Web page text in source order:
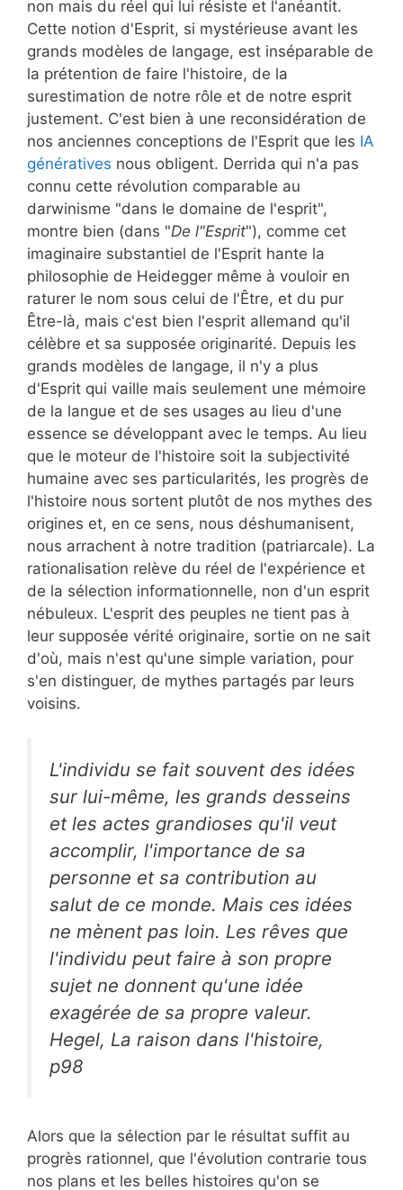
non mais du réel qui lui résiste et l'anéantit.
Cette notion d'Esprit, si mystérieuse avant les
grands modèles de langage, est inséparable de
la prétention de faire l'histoire, de la
surestimation de notre rôle et de notre esprit
justement. C'est bien à une reconsidération de
nos anciennes conceptions de l'Esprit que les IA
génératives nous obligent. Derrida qui n'a pas
connu cette révolution comparable au
darwinisme "dans le domaine de l'esprit",
montre bien (dans "De l"Esprit"), comme cet
imaginaire substantiel de l'Esprit hante la
philosophie de Heidegger même à vouloir en
raturer le nom sous celui de l'Être, et du pur
Être-là, mais c'est bien l'esprit allemand qu'il
célèbre et sa supposée originarité. Depuis les
grands modèles de langage, il n'y a plus
d'Esprit qui vaille mais seulement une mémoire
de la langue et de ses usages au lieu d'une
essence se développant avec le temps. Au lieu
que le moteur de l'histoire soit la subjectivité
humaine avec ses particularités, les progrès de
l'histoire nous sortent plutôt de nos mythes des
origines et, en ce sens, nous déshumanisent,
nous arrachent à notre tradition (patriarcale). La
rationalisation relève du réel de l'expérience et
de la sélection informationnelle, non d'un esprit
nébuleux. L'esprit des peuples ne tient pas à
leur supposée vérité originaire, sortie on ne sait
d'où, mais n'est qu'une simple variation, pour
s'en distinguer, de mythes partagés par leurs
voisins.
L'individu se fait souvent des idées
sur lui-même, les grands desseins
et les actes grandioses qu'il veut
accomplir, l'importance de sa
personne et sa contribution au
salut de ce monde. Mais ces idées
ne mènent pas loin. Les rêves que
l'individu peut faire à son propre
sujet ne donnent qu'une idée
exagérée de sa propre valeur.
Hegel, La raison dans l'histoire,
p98
Alors que la sélection par le résultat suffit au
progrès rationnel, que l'évolution contrarie tous
nos plans et les belles histoires qu'on se